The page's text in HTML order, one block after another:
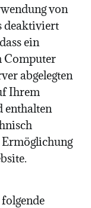
von
deaktiviert
ein
Computer
abgelegten
Ihrem
enthalten